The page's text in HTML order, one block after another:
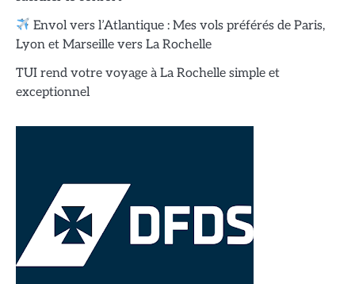
Envol vers l’Atlantique : Mes vols préférés de Paris,
Lyon et Marseille vers La Rochelle
TUI rend votre voyage à La Rochelle simple et
exceptionnel